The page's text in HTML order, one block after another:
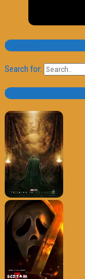
Pesquisa
Search for:
Trailer e Poster do Dia